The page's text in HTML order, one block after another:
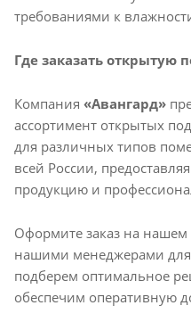
требованиями к
Где заказать открытую
Компания «Авангард»
ассортимент открытых
для различных типов
всей России,
продукцию и
Оформите заказ на нашем
нашими менеджерами
подберем оптимальное
обеспечим оперативную